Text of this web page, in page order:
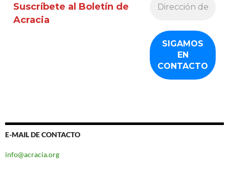
Suscríbete al Boletín de
Acracia
E-MAIL DE CONTACTO
info@acracia.org